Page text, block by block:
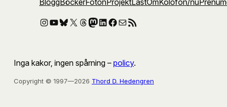
Instagram
YouTube
Bluesky
X Threads
Mastodon
LinkedIn
Facebook
E-postRSS-flöde
Inga kakor, ingen spårning – policy.
Copyright © 1997—2026 Thord D. Hedengren